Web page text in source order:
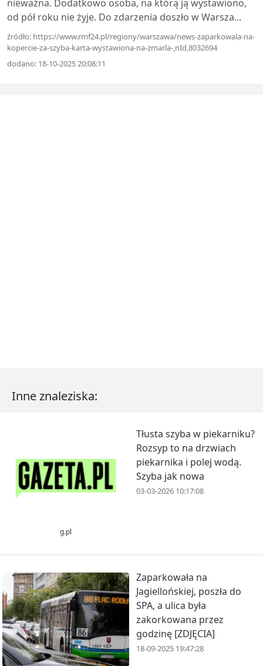
nieważna. Dodatkowo osoba, na którą ją wystawiono,
od pół roku nie żyje. Do zdarzenia doszło w Warsza...
źródło: https://www.rmf24.pl/regiony/warszawa/news-zaparkowala-na-
kopercie-za-szyba-karta-wystawiona-na-zmarla-,nId,8032694
dodano: 18-10-2025 20:08:11
Inne znaleziska:
g.pl
Tłusta szyba w piekarniku?
Rozsyp to na drzwiach
piekarnika i polej wodą.
Szyba jak nowa
03-03-2026 10:17:08
Zaparkowała na
Jagiellońskiej, poszła do
SPA, a ulica była
zakorkowana przez
godzinę [ZDJĘCIA]
18-09-2025 19:47:28